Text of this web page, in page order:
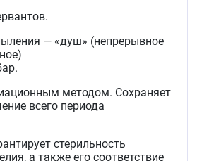
— «душ» (непрерывное
методом. Сохраняет
всего периода
стерильность
а также его соответствие